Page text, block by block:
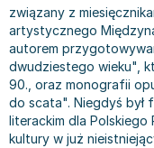
Bajki wiersze
Do kolorowania i
Kontrastowe obrazki
Kreatywne /
Poznawanie świata
Podręczniki
Książki: finanse,
Książki o
Inne
Książki o marketingu
Książki o
Historia - książki
Książki: pamiętniki,
Wywiady,
Komiksy
Komiksy dla
Komiksy dla dzieci
Komiksy dla
Liceum i technikum
Podręczniki do 1
Podręczniki do 2
Podręczniki do 3
Podręczniki do
Podręczniki do
Książki o
Książki: Turystyka i
Albumy
Albumy
Albumy
Atlasy
Julian Tuwim
Bracia Grimm
Stephen King
Tanya Valko
Lauren Kate
Jan Brzechwa
związany z
artystycznego
autorem
dwudziestego wieku",
90., oraz monografii
do scata". Niegdyś był
literackim dla Polskiego
kultury w już